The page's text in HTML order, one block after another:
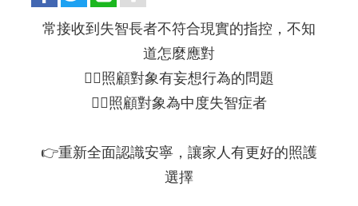
常接收到失智長者不符合現實的指控，不知
道怎麼應對
🙋‍♀️照顧對象有妄想行為的問題
🙋‍♀️照顧對象為中度失智症者
👉重新全面認識安寧，讓家人有更好的照護
選擇